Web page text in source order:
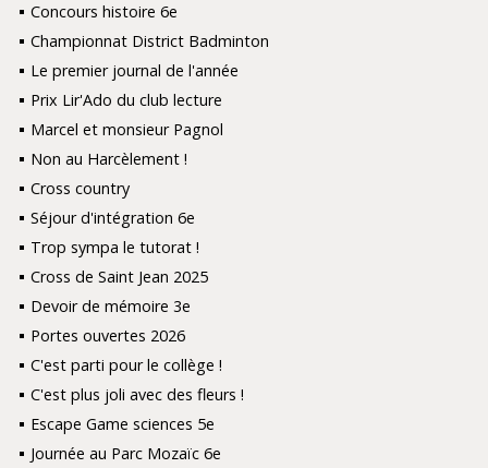
Concours histoire 6e
Championnat District Badminton
Le premier journal de l'année
Prix Lir'Ado du club lecture
Marcel et monsieur Pagnol
Non au Harcèlement !
Cross country
Séjour d'intégration 6e
Trop sympa le tutorat !
Cross de Saint Jean 2025
Devoir de mémoire 3e
Portes ouvertes 2026
C'est parti pour le collège !
C'est plus joli avec des fleurs !
Escape Game sciences 5e
Journée au Parc Mozaïc 6e